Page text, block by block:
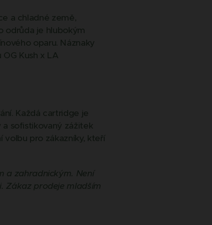
a chladné země,
odrůda je hlubokým
oparu. Náznaky
Kush x LA
Každá cartridge je
sofistikovaný zážitek
pro zákazníky, kteří
a zahradnickým. Není
Zákaz prodeje mladším